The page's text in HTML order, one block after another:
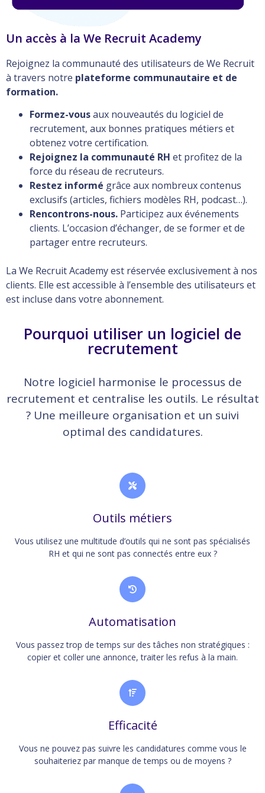
Un accès à la We Recruit Academy
Rejoignez la communauté des utilisateurs de We Recruit
à travers notre plateforme communautaire et de
formation.
Formez-vousaux nouveautés du logiciel de
recrutement, aux bonnes pratiques métiers et
obtenez votre certification.
Rejoignez la communauté RH et profitez de la
force du réseau de recruteurs.
Restez informé grâce aux nombreux contenus
exclusifs (articles, fichiers modèles RH, podcast…).
Rencontrons-nous. Participez aux événements
clients. L’occasion d’échanger, de se former et de
partager entre recruteurs.
La We Recruit Academy est réservée exclusivement à nos
clients. Elle est accessible à l’ensemble des utilisateurs et
est incluse dans votre abonnement.
Pourquoi utiliser un logiciel de
recrutement
Notre logiciel harmonise le processus de
recrutement et centralise les outils. Le résultat
? Une meilleure organisation et un suivi
optimal des candidatures.
Outils métiers
Vous utilisez une multitude d’outils qui ne sont pas spécialisés
RH et qui ne sont pas connectés entre eux ?
Automatisation
Vous passez trop de temps sur des tâches non stratégiques :
copier et coller une annonce, traiter les refus à la main.
Efficacité
Vous ne pouvez pas suivre les candidatures comme vous le
souhaiteriez par manque de temps ou de moyens ?